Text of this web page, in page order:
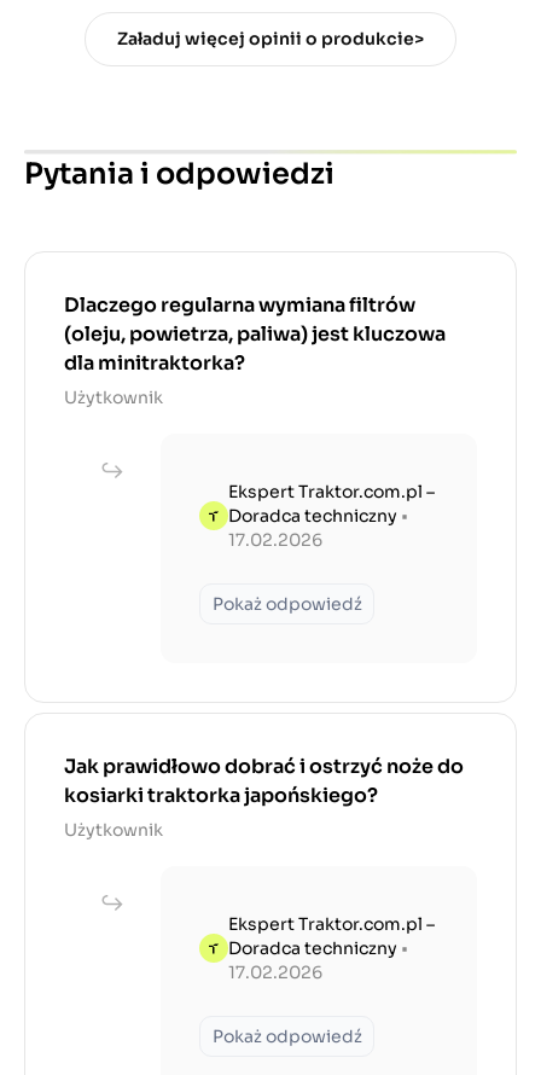
Załaduj więcej opinii o produkcie>
Pytania i odpowiedzi
Dlaczego regularna wymiana filtrów
(oleju, powietrza, paliwa) jest kluczowa
dla minitraktorka?
Użytkownik
Ekspert Traktor.com.pl –
Doradca techniczny •
17.02.2026
Pokaż odpowiedź
Jak prawidłowo dobrać i ostrzyć noże do
kosiarki traktorka japońskiego?
Użytkownik
Ekspert Traktor.com.pl –
Doradca techniczny •
17.02.2026
Pokaż odpowiedź